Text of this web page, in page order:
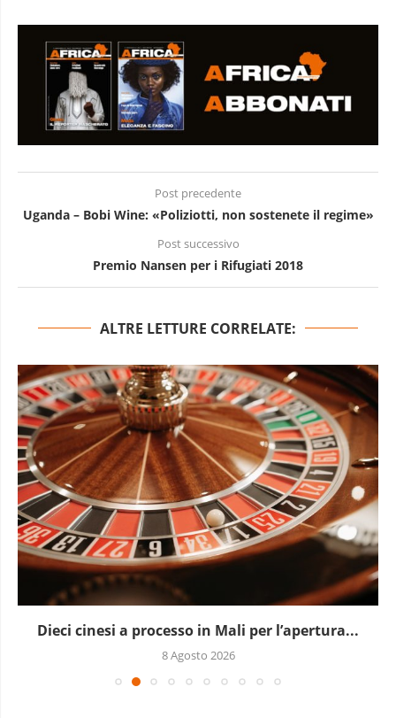
Post precedente
Uganda – Bobi Wine: «Poliziotti, non sostenete il regime»
Post successivo
Premio Nansen per i Rifugiati 2018
ALTRE LETTURE CORRELATE:
Dieci cinesi a processo in Mali per l’apertura...
8 Agosto 2026